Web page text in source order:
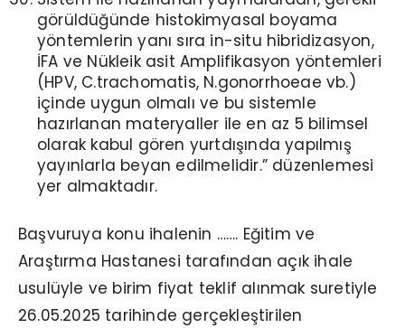
görüldüğünde histokimyasal boyama
yöntemlerin yanı sıra in-situ hibridizasyon,
İFA ve Nükleik asit Amplifikasyon yöntemleri
(HPV, C.trachomatis, N.gonorrhoeae vb.)
içinde uygun olmalı ve bu sistemle
hazırlanan materyaller ile en az 5 bilimsel
olarak kabul gören yurtdışında yapılmış
yayınlarla beyan edilmelidir.” düzenlemesi
yer almaktadır.
Başvuruya konu ihalenin ……. Eğitim ve
Araştırma Hastanesi tarafından açık ihale
usulüyle ve birim fiyat teklif alınmak suretiyle
26.05.2025 tarihinde gerçekleştirilen